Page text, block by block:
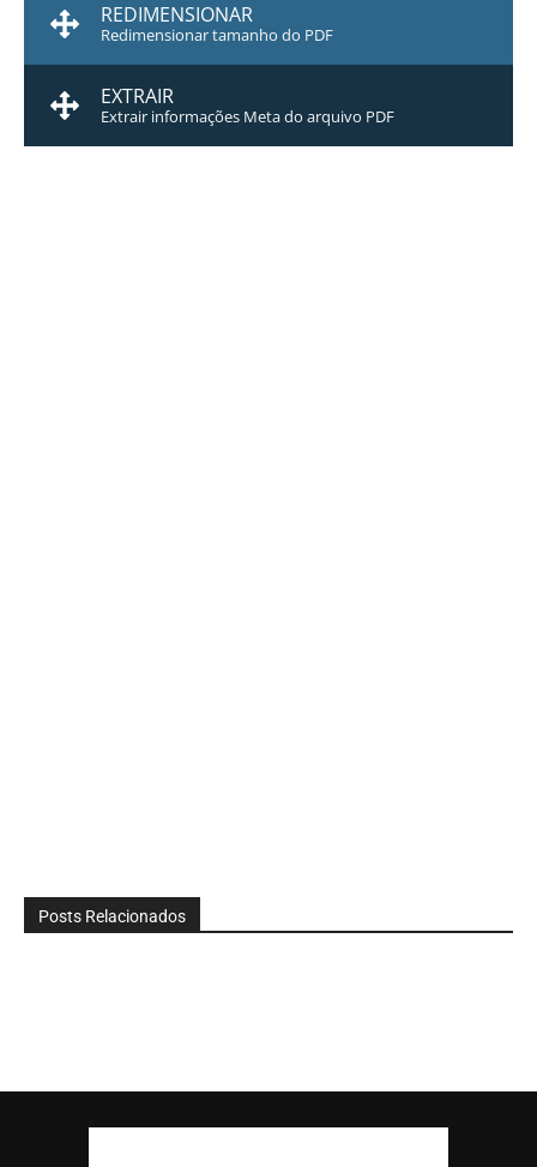
REDIMENSIONAR
Redimensionar tamanho do PDF
EXTRAIR
Extrair informações Meta do arquivo PDF
Posts Relacionados